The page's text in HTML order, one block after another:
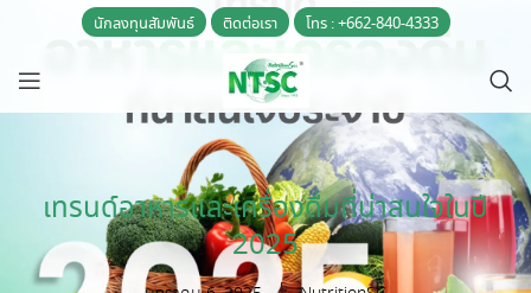
นักลงทุนสัมพันธ์ ติดต่อเรา โทร : +662-840-4333
เทรนด์อาหารและเครื่องดื่มที่น่าสนใจในปี
2025